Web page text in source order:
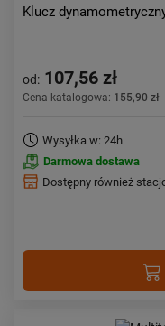
Klucz
od: 107,56 zł
Cena katalogowa: 155,90 zł
Wysyłka w: 24h
Darmowa dostawa
Dostępny również